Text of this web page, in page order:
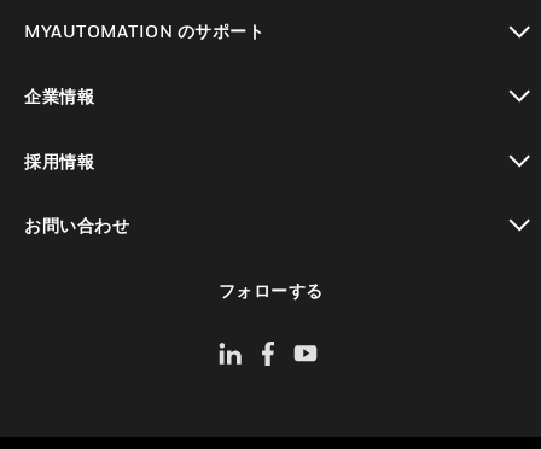
MYAUTOMATION のサポート
企業情報
採用情報
お問い合わせ
フォローする